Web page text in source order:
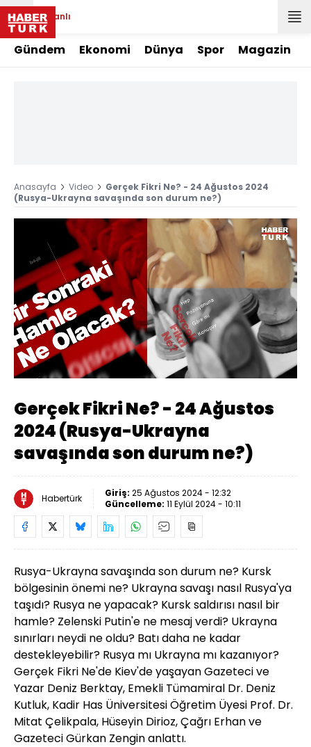
Canlı
Gündem Ekonomi Dünya Spor Magazin
Anasayfa Video
Gerçek Fikri Ne? - 24 Ağustos 2024
(Rusya-Ukrayna savaşında son durum ne?)
Sesi
Aç
Yüklendi:
0.31%
Oynatma
Hızı
Gerçek Fikri Ne? - 24 Ağustos
2024 (Rusya-Ukrayna
savaşında son durum ne?)
Habertürk Giriş: 25 Ağustos 2024 - 12:32
Güncelleme: 11 Eylül 2024 - 10:11
Rusya-Ukrayna savaşında son durum ne? Kursk
bölgesinin önemi ne? Ukrayna savaşı nasıl Rusya'ya
taşıdı? Rusya ne yapacak? Kursk saldırısı nasıl bir
hamle? Zelenski Putin'e ne mesaj verdi? Ukrayna
sınırları neydi ne oldu? Batı daha ne kadar
destekleyebilir? Rusya mı Ukrayna mı kazanıyor?
Gerçek Fikri Ne'de Kiev'de yaşayan Gazeteci ve
Yazar Deniz Berktay, Emekli Tümamiral Dr. Deniz
Kutluk, Kadir Has Üniversitesi Öğretim Üyesi Prof. Dr.
Mitat Çelikpala, Hüseyin Dirioz, Çağrı Erhan ve
Gazeteci Gürkan Zengin anlattı.